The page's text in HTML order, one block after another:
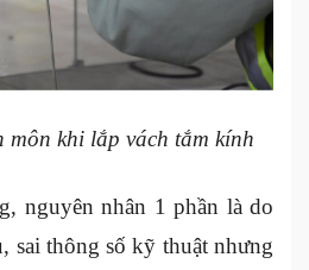
môn khi lắp vách tắm kính
nguyên nhân 1 phần là do
sai thông số kỹ thuật nhưng